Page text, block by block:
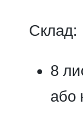
Склад:
8
або